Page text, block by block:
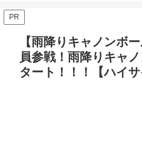
PR
【雨降りキャノンボ
員参戦！雨降りキャ
タート！！！【ハイサ